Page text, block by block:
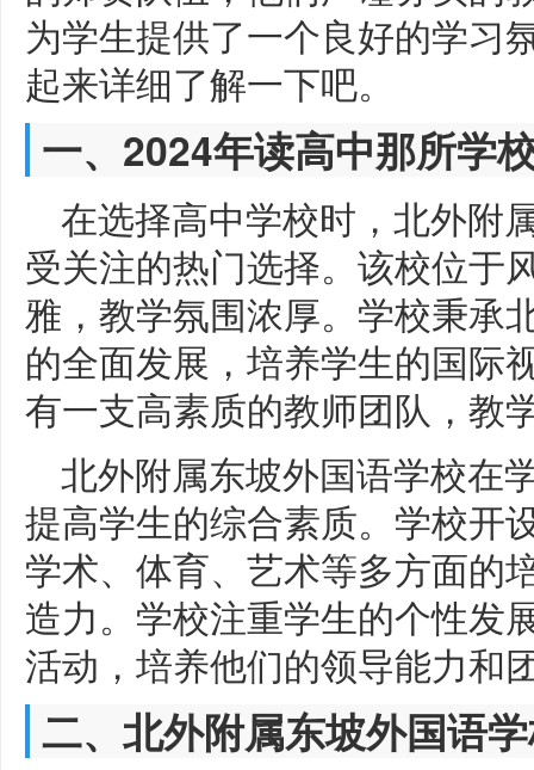
为学生提供了一个良好的学习
起来详细了解一下吧。
一、2024年读高中那所学
在选择高中学校时，北外附
受关注的热门选择。该校位于
雅，教学氛围浓厚。学校秉承
的全面发展，培养学生的国际
有一支高素质的教师团队，教
北外附属东坡外国语学校在
提高学生的综合素质。学校开
学术、体育、艺术等多方面的
造力。学校注重学生的个性发
活动，培养他们的领导能力和
二、北外附属东坡外国语